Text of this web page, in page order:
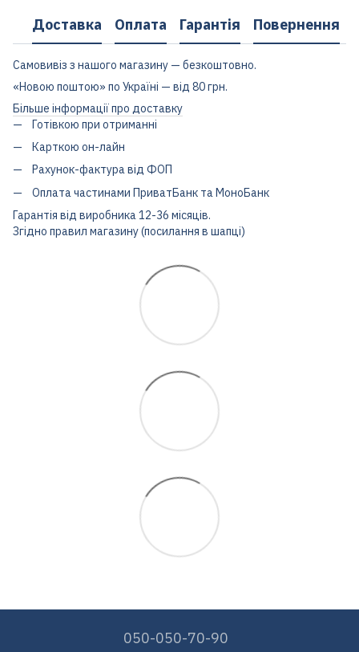
Доставка Оплата Гарантія Повернення
Самовивіз з нашого магазину — безкоштовно.
«Новою поштою» по Україні — від 80 грн.
Більше інформації про доставку
Готівкою при отриманні
Карткою он-лайн
Рахунок-фактура від ФОП
Оплата частинами ПриватБанк та МоноБанк
Гарантія від виробника 12-36 місяців.
Згідно правил магазину (посилання в шапці)
050-050-70-90